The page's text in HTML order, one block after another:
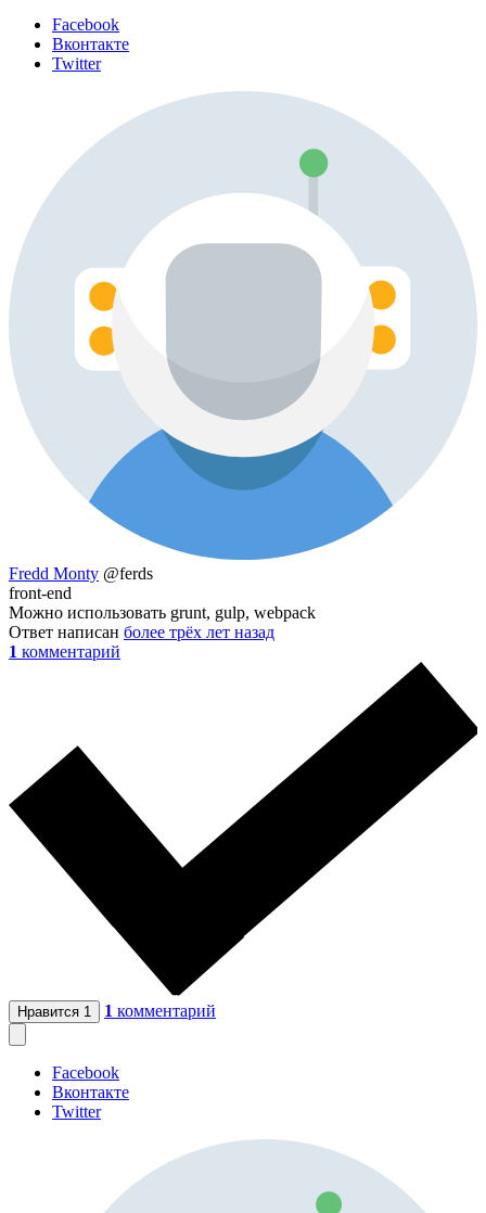
Facebook
Вконтакте
Twitter
Fredd Monty @ferds
front-end
Можно использовать grunt, gulp, webpack
Ответ написан более трёх лет назад
1 комментарий
Нравится 1 1 комментарий
Facebook
Вконтакте
Twitter